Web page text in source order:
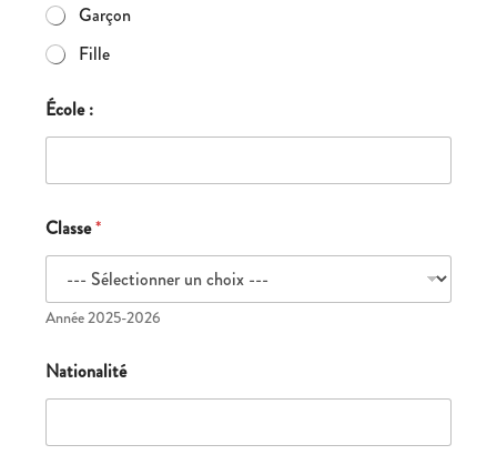
Garçon
Fille
École :
Classe*
Année 2025-2026
Nationalité